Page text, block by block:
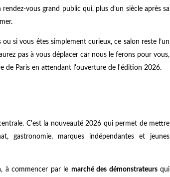
vous grand public qui, plus d’un siècle après sa
si vous êtes simplement curieux, ce salon reste l’un
pas à vous déplacer car nous le ferons pour vous,
de Paris en attendant l'ouverture de l'édition 2026.
C'est la nouveauté 2026 qui permet de mettre
gastronomie, marques indépendantes et jeunes
à commencer par le marché des démonstrateursqui